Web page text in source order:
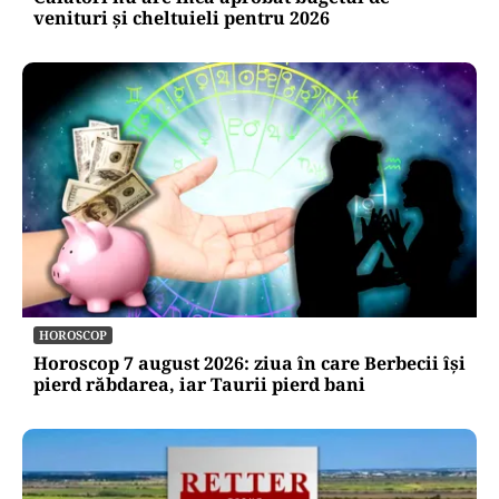
venituri și cheltuieli pentru 2026
HOROSCOP
Horoscop 7 august 2026: ziua în care Berbecii își
pierd răbdarea, iar Taurii pierd bani